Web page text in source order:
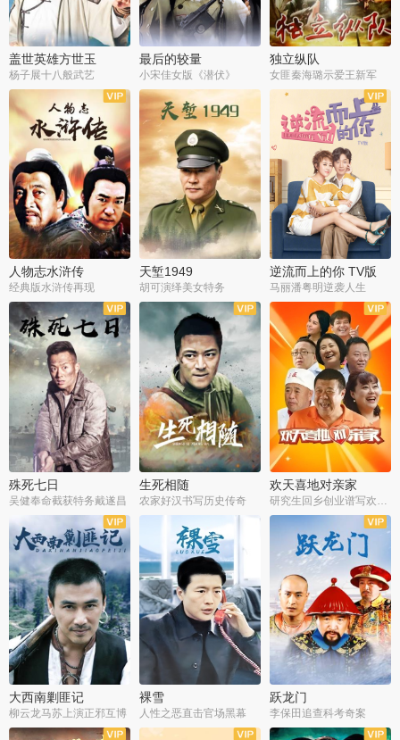
盖世英雄方世玉
杨子展十八般武艺
最后的较量
小宋佳女版《潜伏》
独立纵队
女匪秦海璐示爱王新军
全40集
人物志水浒传
经典版水浒传再现
全30集
天堑1949
胡可演绎美女特务
全43集
逆流而上的你 TV版
马丽潘粤明逆袭人生
全34集
殊死七日
吴健奉命截获特务戴遂昌
全21集
生死相随
农家好汉书写历史传奇
全35集
欢天喜地对亲家
大西南剿匪记
柳云龙马苏上演正邪互博
全21集
裸雪
人性之恶直击官场黑幕
全30集
跃龙门
李保田追查科考奇案
全36集
全37集 全30集